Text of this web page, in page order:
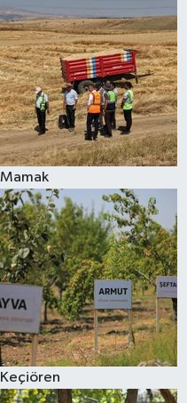
Mamak
Keçiören